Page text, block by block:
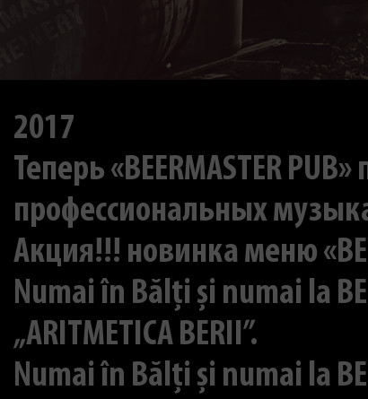
2017
Теперь «BEERMASTER
профессиональных
Акция!!! новинка меню
Numai în Bălți și numai la
„ARITMETICA BERII”.
Numai în Bălți și numai la